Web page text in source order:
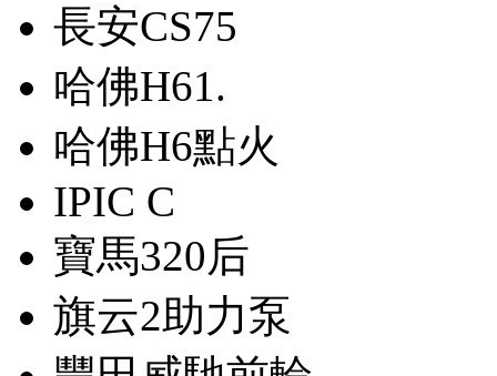
長安CS75
哈佛H61.
哈佛H6點火
IPIC C
寶馬320后
旗云2助力泵